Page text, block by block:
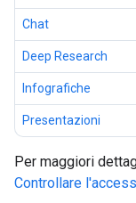
Chat
Deep Research
Infografiche
Presentazioni
Per maggiori
Controllare